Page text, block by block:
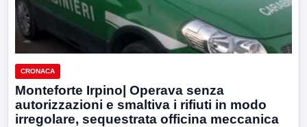
CRONACA
Monteforte Irpino| Operava senza
autorizzazioni e smaltiva i rifiuti in modo
irregolare, sequestrata officina meccanica